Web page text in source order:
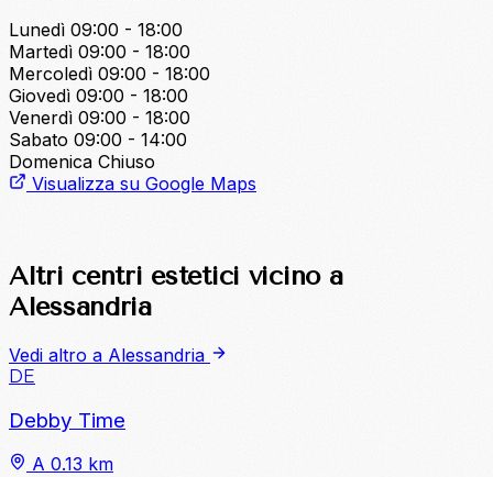
Lunedì 09:00 - 18:00
Martedì 09:00 - 18:00
Mercoledì 09:00 - 18:00
Giovedì 09:00 - 18:00
Venerdì 09:00 - 18:00
Sabato 09:00 - 14:00
Domenica Chiuso
Visualizza su Google Maps
Altri centri estetici vicino a
Alessandria
Vedi altro a Alessandria
DE
Debby Time
A 0.13 km